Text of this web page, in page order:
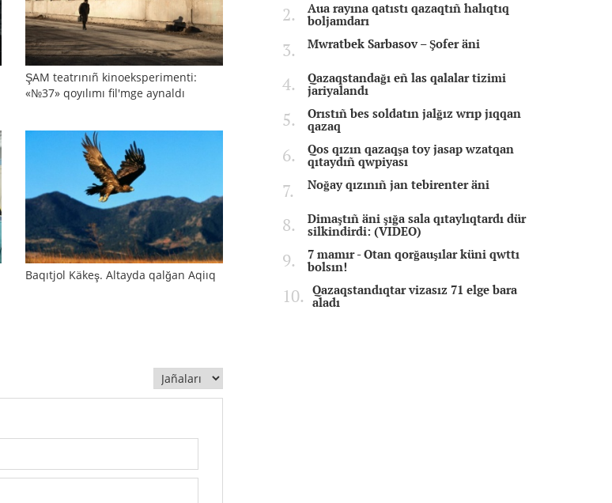
ŞAM teatrınıñ kinoeksperimenti:
«№37» qoyılımı fil'mge aynaldı
Baqıtjol Käkeş. Altayda qalğan Aqiıq
Aua rayına qatıstı qazaqtıñ halıqtıq
boljamdarı
Mwratbek Sarbasov – Şofer äni
Qazaqstandağı eñ las qalalar tizimi
jariyalandı
Orıstıñ bes soldatın jalğız wrıp jıqqan
qazaq
Qos qızın qazaqşa toy jasap wzatqan
qıtaydıñ qwpiyası
Noğay qızınıñ jan tebirenter äni
Dimaştıñ äni şığa sala qıtaylıqtardı dür
silkindirdi: (VIDEO)
7 mamır - Otan qorğauşılar küni qwttı
bolsın!
Qazaqstandıqtar vizasız 71 elge bara
aladı